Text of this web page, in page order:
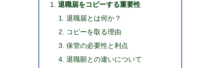
退職届をコピーする重要性
退職届とは何か？
コピーを取る理由
保管の必要性と利点
退職願との違いについて